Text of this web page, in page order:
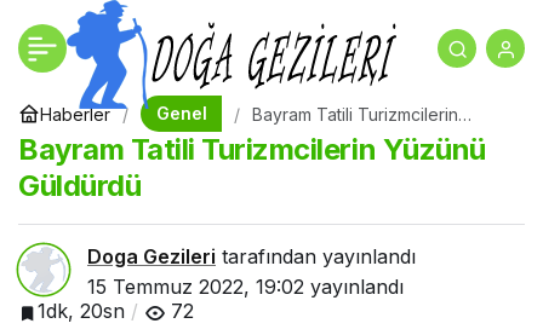
Haberler Genel
Bayram Tatili Turizmcilerin
Yüzünü Güldürdü
Bayram Tatili Turizmcilerin Yüzünü
Güldürdü
Doga Gezileri tarafından yayınlandı
15 Temmuz 2022, 19:02 yayınlandı
1dk, 20sn
72
Nevşehir Kayaşehir’e
ziyaretçi akını
+ - Paylaş